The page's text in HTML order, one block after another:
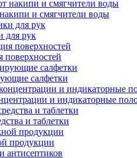
и смягчители воды
для рук
поверхностей
салфетки
и индикаторные
и таблетки
продукции